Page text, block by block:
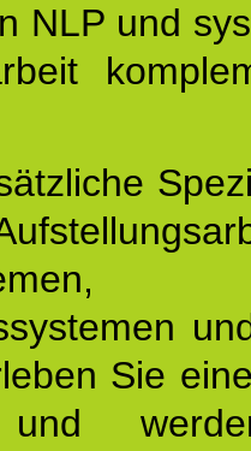
NLP und
Sie
und